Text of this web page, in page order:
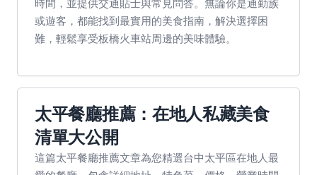
或遊客，都能找到最實用的美食指南，解決選擇困
難，輕鬆享受板橋火車站周邊的美味體驗。
太平餐廳推薦：在地人私藏美食
清單大公開
這篇太平餐廳推薦文章為您精選台中太平區在地人最